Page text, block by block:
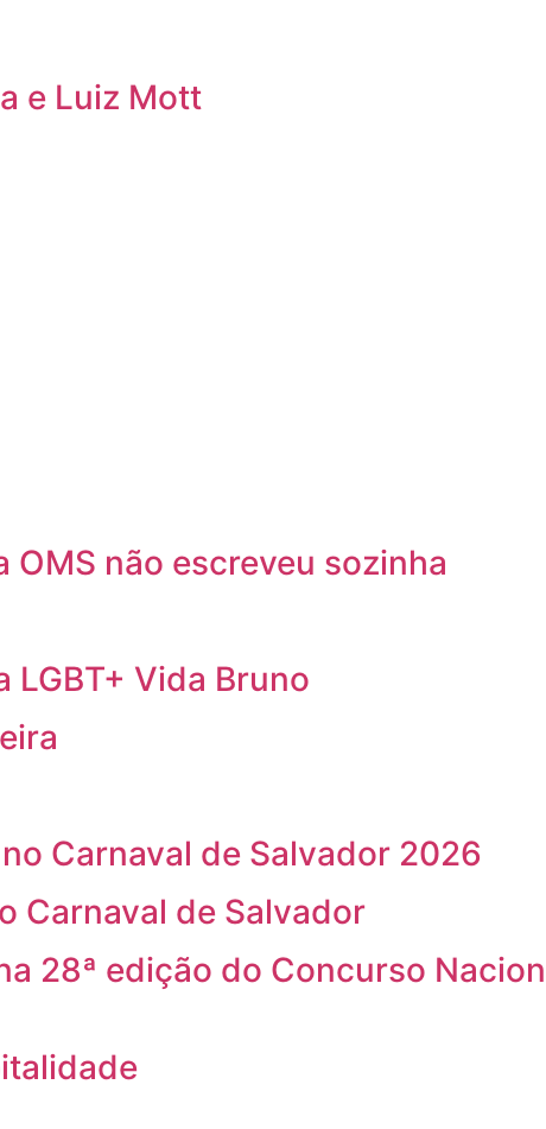
e Luiz Mott
OMS não escreveu sozinha
LGBT+ Vida Bruno
Carnaval de Salvador 2026
Carnaval de Salvador
28ª edição do Concurso